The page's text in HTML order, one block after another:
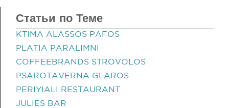
Статьи по Теме
KTIMA ALASSOS PAFOS
PLATIA PARALIMNI
COFFEEBRANDS STROVOLOS
PSAROTAVERNA GLAROS
PERIYIALI RESTAURANT
JULIES BAR